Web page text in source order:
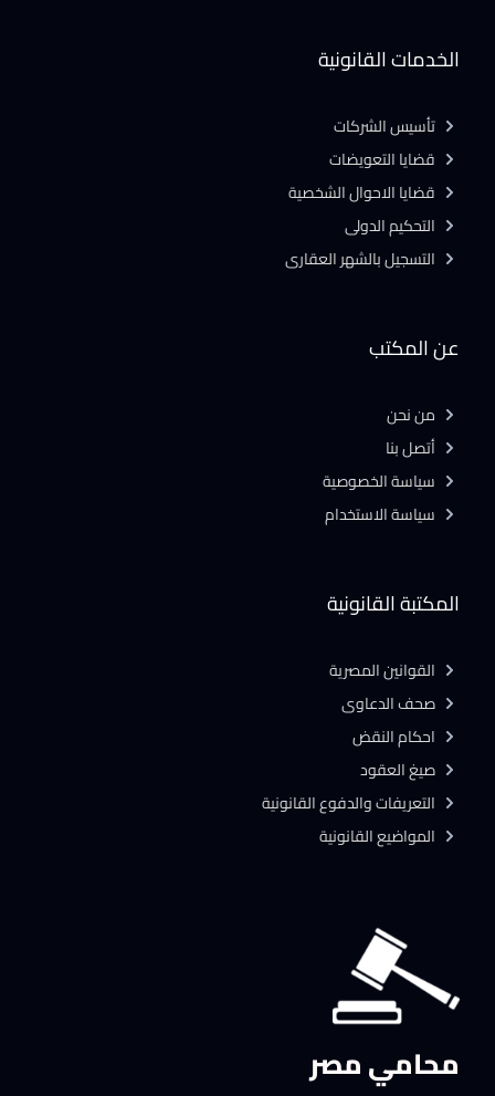
محامي مصر
المكتبة القانونية
القوانين المصرية
صحف الدعاوى
احكام النقض
صيغ العقود
التعريفات والدفوع القانونية
المواضيع القانونية
عن المكتب
من نحن
أتصل بنا
سياسة الخصوصية
سياسة الاستخدام
الخدمات القانونية
تأسيس الشركات
قضايا التعويضات
قضايا الاحوال الشخصية
التحكيم الدولى
التسجيل بالشهر العقارى